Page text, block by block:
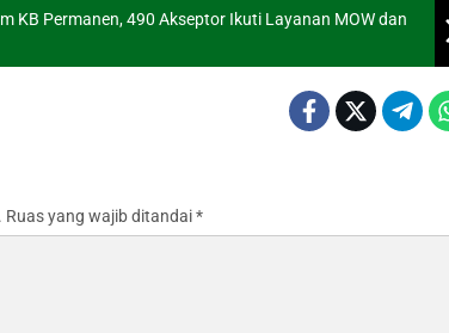
KB Permanen, 490 Akseptor Ikuti Layanan MOW dan
Ruas yang wajib ditandai*